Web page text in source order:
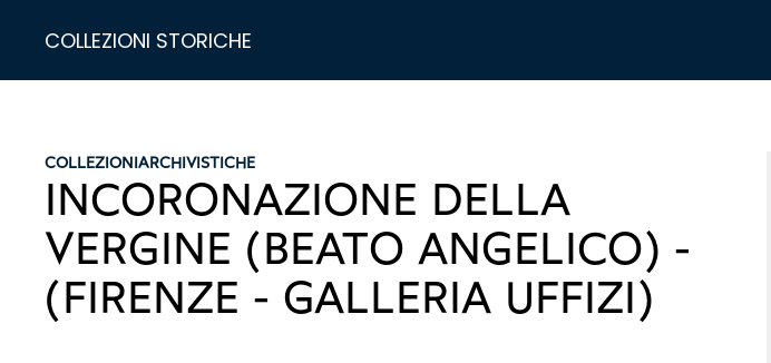
COLLEZIONI STORICHE
COLLEZIONIARCHIVISTICHE
INCORONAZIONE DELLA
VERGINE (BEATO ANGELICO) -
(FIRENZE - GALLERIA UFFIZI)